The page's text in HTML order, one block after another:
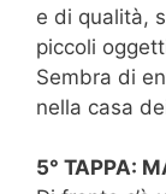
e di qualità,
piccoli
Sembra di
nella casa
5° TAPPA: